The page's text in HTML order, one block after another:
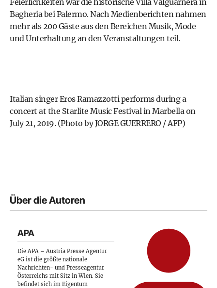
Feierlichkeiten war die historische Villa Valguarnera in
Bagheria bei Palermo. Nach Medienberichten nahmen
mehr als 200 Gäste aus den Bereichen Musik, Mode
und Unterhaltung an den Veranstaltungen teil.
Italian singer Eros Ramazzotti performs during a
concert at the Starlite Music Festival in Marbella on
July 21, 2019. (Photo by JORGE GUERRERO / AFP)
Über die Autoren
APA
Die APA – Austria Presse Agentur
eG ist die größte nationale
Nachrichten- und Presseagentur
Österreichs mit Sitz in Wien. Sie
befindet sich im Eigentum